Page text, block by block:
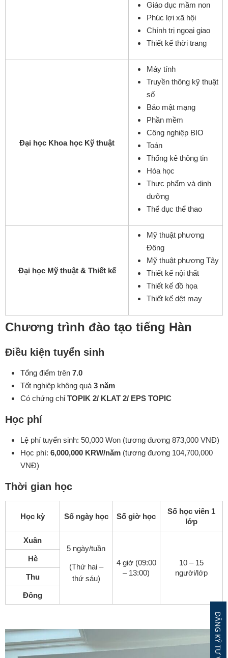
Giáo dục mầm non
Phúc lợi xã hội
Chính trị ngoại giao
Thiết kế thời trang
Đại học Khoa học Kỹ thuật
Máy tính
Truyền thông kỹ thuật
số
Bảo mật mạng
Phần mềm
Công nghiệp BIO
Toán
Thống kê thông tin
Hóa học
Thực phẩm và dinh
dưỡng
Thể dục thể thao
Đại học Mỹ thuật & Thiết kế
Mỹ thuật phương
Đông
Mỹ thuật phương Tây
Thiết kế nội thất
Thiết kế đồ họa
Thiết kế dệt may
Chương trình đào tạo tiếng Hàn
Điều kiện tuyển sinh
Tổng điểm trên 7.0
Tốt nghiệp không quá 3 năm
Có chứng chỉTOPIK 2/ KLAT 2/ EPS TOPIC
Học phí
Lệ phí tuyển sinh: 50,000 Won (tương đương 873,000 VNĐ)
Học phí: 6,000,000 KRW/năm (tương đương 104,700,000
VNĐ)
Thời gian học
Học kỳ Số ngày học Số giờ học
Số học viên 1
lớp
Xuân
5 ngày/tuần
(Thứ hai –
thứ sáu)
4 giờ (09:00
– 13:00)
10 – 15
người/lớp
Hè
Thu
Đông